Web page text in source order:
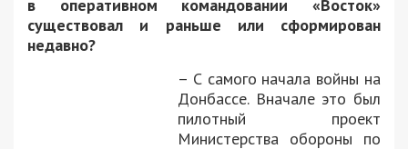
в оперативном командовании «Восток»
существовал и раньше или сформирован
недавно?
– С самого начала войны на
Донбассе. Вначале это был
пилотный проект
Министерства обороны по